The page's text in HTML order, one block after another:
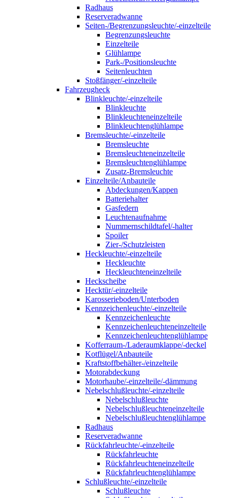
Radhaus
Reserveradwanne
Seiten-/Begrenzungsleuchte/-einzelteile
Begrenzungsleuchte
Einzelteile
Glühlampe
Park-/Positionsleuchte
Seitenleuchten
Stoßfänger/-einzelteile
Fahrzeugheck
Blinkleuchte/-einzelteile
Blinkleuchte
Blinkleuchteneinzelteile
Blinkleuchtenglühlampe
Bremsleuchte/-einzelteile
Bremsleuchte
Bremsleuchteneinzelteile
Bremsleuchtenglühlampe
Zusatz-Bremsleuchte
Einzelteile/Anbauteile
Abdeckungen/Kappen
Batteriehalter
Gasfedern
Leuchtenaufnahme
Nummernschildtafel/-halter
Spoiler
Zier-/Schutzleisten
Heckleuchte/-einzelteile
Heckleuchte
Heckleuchteneinzelteile
Heckscheibe
Hecktür/-einzelteile
Karosserieboden/Unterboden
Kennzeichenleuchte/-einzelteile
Kennzeichenleuchte
Kennzeichenleuchteneinzelteile
Kennzeichenleuchtenglühlampe
Kofferraum-/Laderaumklappe/-deckel
Kotflügel/Anbauteile
Kraftstoffbehälter-/einzelteile
Motorabdeckung
Motorhaube/-einzelteile/-dämmung
Nebelschlußleuchte/-einzelteile
Nebelschlußleuchte
Nebelschlußleuchteneinzelteile
Nebelschlußleuchtenglühlampe
Radhaus
Reserveradwanne
Rückfahrleuchte/-einzelteile
Rückfahrleuchte
Rückfahrleuchteneinzelteile
Rückfahrleuchtenglühlampe
Schlußleuchte/-einzelteile
Schlußleuchte